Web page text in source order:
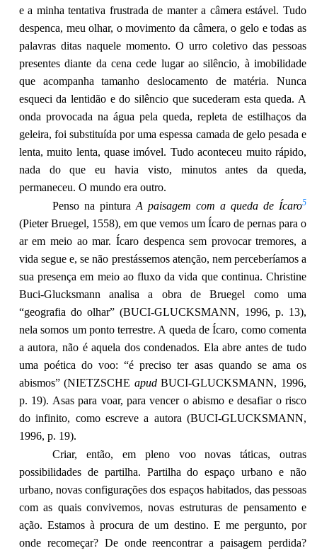
e a minha tentativa frustrada de manter a câmera estável. Tudo
despenca, meu olhar, o movimento da câmera, o gelo e todas as
palavras ditas naquele momento. O urro coletivo das pessoas
presentes diante da cena cede lugar ao silêncio, à imobilidade
que acompanha tamanho deslocamento de matéria. Nunca
esqueci da lentidão e do silêncio que sucederam esta queda. A
onda provocada na água pela queda, repleta de estilhaços da
geleira, foi substituída por uma espessa camada de gelo pesada e
lenta, muito lenta, quase imóvel. Tudo aconteceu muito rápido,
nada do que eu havia visto, minutos antes da queda,
permaneceu. O mundo era outro.
Penso na pinturaA paisagem com a queda de Ícaro5
(Pieter Bruegel, 1558), em que vemos um Ícaro de pernas para o
ar em meio ao mar. Ícaro despenca sem provocar tremores, a
vida segue e, se não prestássemos atenção, nem perceberíamos a
sua presença em meio ao fluxo da vida que continua. Christine
Buci-Glucksmann analisa a obra de Bruegel como uma
“geografia do olhar” (BUCI-GLUCKSMANN, 1996, p. 13),
nela somos um ponto terrestre. A queda de Ícaro, como comenta
a autora, não é aquela dos condenados. Ela abre antes de tudo
uma poética do voo: “é preciso ter asas quando se ama os
abismos” (NIETZSCHE apudBUCI-GLUCKSMANN, 1996,
p. 19). Asas para voar, para vencer o abismo e desafiar o risco
do infinito, como escreve a autora (BUCI-GLUCKSMANN,
1996, p. 19).
Criar, então, em pleno voo novas táticas, outras
possibilidades de partilha. Partilha do espaço urbano e não
urbano, novas configurações dos espaços habitados, das pessoas
com as quais convivemos, novas estruturas de pensamento e
ação. Estamos à procura de um destino. E me pergunto, por
onde recomeçar? De onde reencontrar a paisagem perdida?